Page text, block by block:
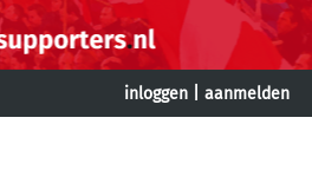
inloggen aanmelden